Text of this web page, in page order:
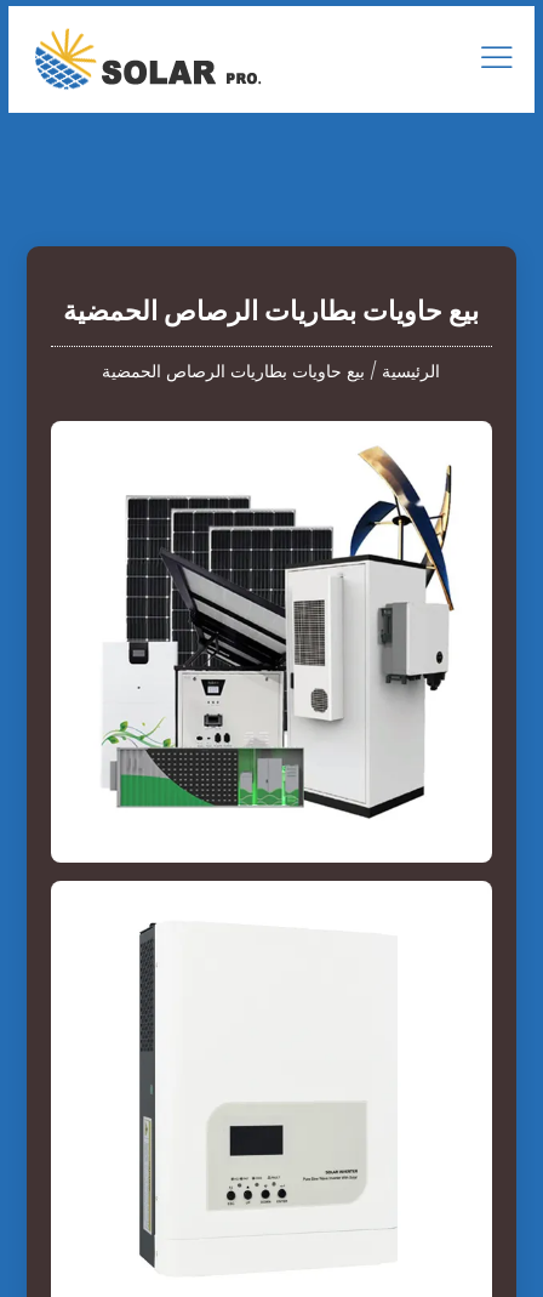
بيع حاويات بطاريات الرصاص الحمضية
الرئيسية / بيع حاويات بطاريات الرصاص الحمضية